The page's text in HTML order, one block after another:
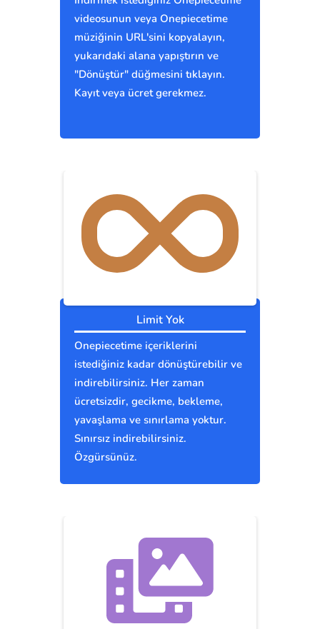
videosunun veya Onepiecetime
müziğinin URL'sini kopyalayın,
yukarıdaki alana yapıştırın ve
"Dönüştür" düğmesini tıklayın.
Kayıt veya ücret gerekmez.
Limit Yok
Onepiecetime içeriklerini
istediğiniz kadar dönüştürebilir ve
indirebilirsiniz. Her zaman
ücretsizdir, gecikme, bekleme,
yavaşlama ve sınırlama yoktur.
Sınırsız indirebilirsiniz.
Özgürsünüz.